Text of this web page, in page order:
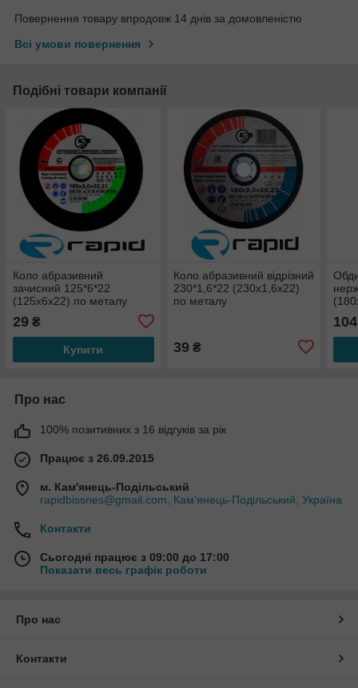
Повернення товару впродовж 14 днів за домовленістю
Всі умови повернення
Подібні товари компанії
Коло абразивний
зачисний 125*6*22
(125х6х22) по металу
29 ₴
Купити
Коло абразивний відрізний
230*1,6*22 (230х1,6х22)
по металу
39₴
104
Про нас
100% позитивних з 16 відгуків за рік
Працює з 26.09.2015
м. Кам'янець-Подільський
rapidbissnes@gmail.com, Кам'янець-Подільський, Україна
Контакти
Сьогодні працює з 09:00 до 17:00
Показати весь графік роботи
Про нас
Контакти